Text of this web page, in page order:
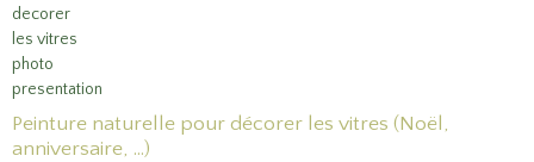
Peinture naturelle pour décorer les vitres (Noël,
anniversaire, ...)